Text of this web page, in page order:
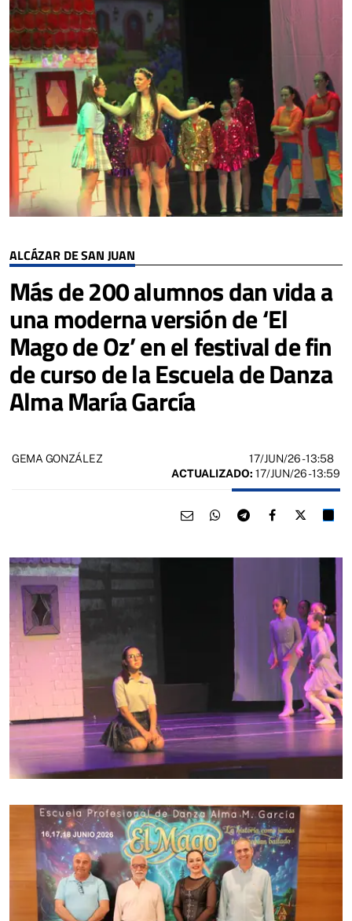
ALCÁZAR DE SAN JUAN
Más de 200 alumnos dan vida a
una moderna versión de ‘El
Mago de Oz’ en el festival de fin
de curso de la Escuela de Danza
Alma María García
GEMA GONZÁLEZ 17/JUN/26- 13:58
ACTUALIZADO: 17/JUN/26 - 13:59